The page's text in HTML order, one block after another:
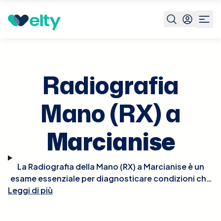
Prenota visita Marcianise
Radiografia
Mano (RX) a
Marcianise
La Radiografia della Mano (RX) a Marcianise è un
esame essenziale per diagnosticare condizioni che
riguardano le ossa della mano e del polso, come
Leggi di più